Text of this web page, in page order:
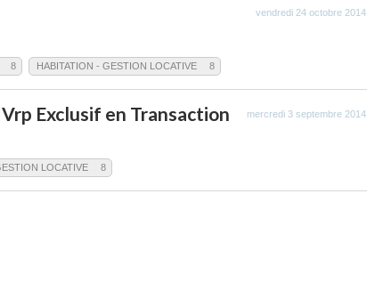
vendredi 24 octobre 2014
8 HABITATION - GESTION LOCATIVE 8
mercredi 3 septembre 2014
Exclusif en Transaction
LOCATIVE 8